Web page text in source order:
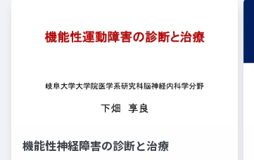
機能性神経障害の診断と治療